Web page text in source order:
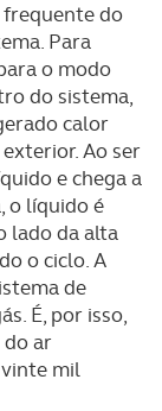
frequente do
Para
o modo
do sistema,
calor
Ao ser
e chega a
o líquido é
lado da alta
o ciclo. A
de
É, por isso,
ar
mil